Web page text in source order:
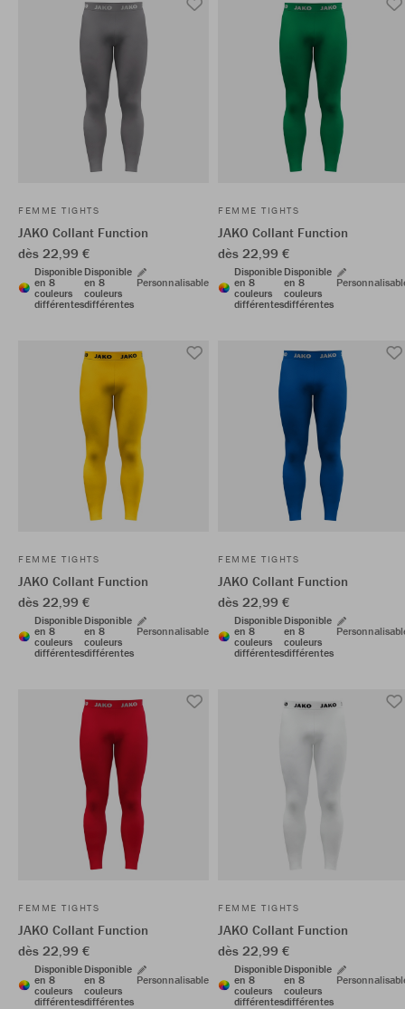
FEMME TIGHTS
JAKO Collant Function
dès 22,99 €
Disponible
en 8
couleurs
différentes
Disponible
en 8
couleurs
différentes
Personnalisable
FEMME TIGHTS
JAKO Collant Function
dès 22,99 €
Disponible
en 8
couleurs
différentes
Disponible
en 8
couleurs
différentes
FEMME TIGHTS
JAKO Collant Function
dès 22,99 €
Disponible
en 8
couleurs
différentes
Disponible
en 8
couleurs
différentes
Personnalisable
FEMME TIGHTS
JAKO Collant Function
dès 22,99 €
Disponible
en 8
couleurs
différentes
Disponible
en 8
couleurs
différentes
FEMME TIGHTS
JAKO Collant Function
dès 22,99 €
Disponible
en 8
couleurs
différentes
Disponible
en 8
couleurs
différentes
Personnalisable
FEMME TIGHTS
JAKO Collant Function
dès 22,99 €
Disponible
en 8
couleurs
différentes
Disponible
en 8
couleurs
différentes